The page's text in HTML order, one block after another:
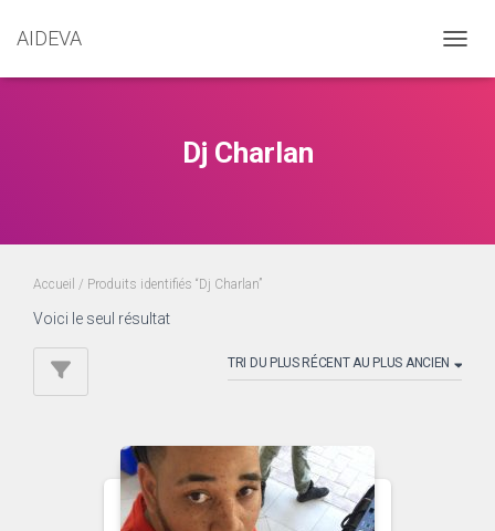
AIDEVA
Dj Charlan
Accueil / Produits identifiés “Dj Charlan”
Voici le seul résultat